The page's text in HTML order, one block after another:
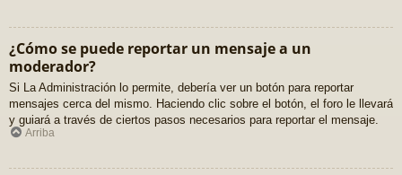
¿Cómo se puede reportar un mensaje a un
moderador?
Si La Administración lo permite, debería ver un botón para reportar
mensajes cerca del mismo. Haciendo clic sobre el botón, el foro le llevará
y guiará a través de ciertos pasos necesarios para reportar el mensaje.
Arriba